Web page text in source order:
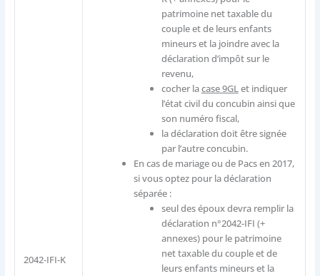
2042-IFI-K
patrimoine net taxable du
couple et de leurs enfants
mineurs et la joindre avec la
déclaration d’impôt sur le
revenu,
cocher lacase 9GLet indiquer
l’état civil du concubin ainsi que
son numéro fiscal,
la déclaration doit être signée
par l’autre concubin.
En cas de mariage ou de Pacs en 2017,
si vous optez pour la déclaration
séparée :
seul des époux devra remplir la
déclaration n°2042-IFI (+
annexes) pour le patrimoine
net taxable du couple et de
leurs enfants mineurs et la